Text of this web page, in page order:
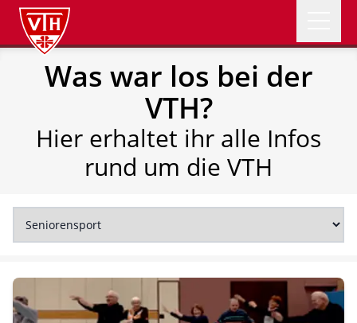
VTH Logo
NEWS
ABTEILUNGEN
ÜBER UNS
SOMMERFEST
Was war los bei der
VTH?
Hier erhaltet ihr alle Infos
rund um die VTH